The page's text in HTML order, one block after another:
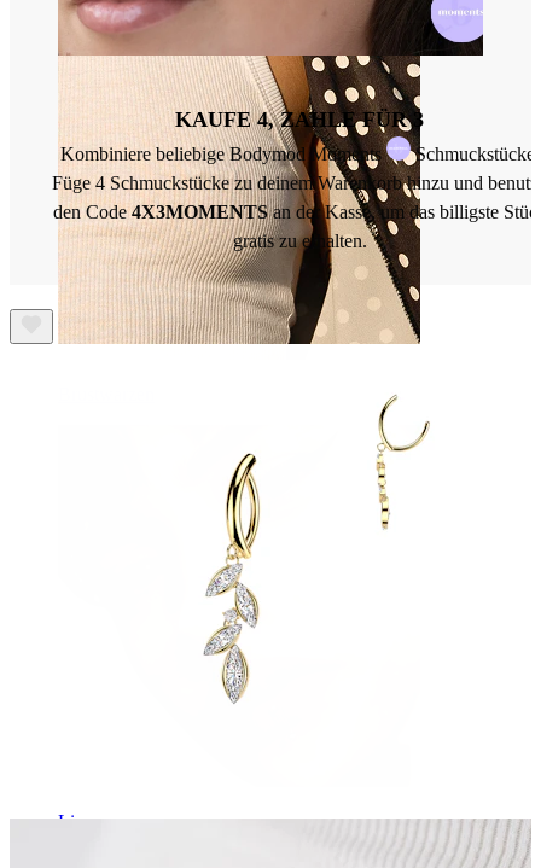
Lippen
KAUFE 4, ZAHLE FÜR 3
Kombiniere beliebige Bodymod Moments
Schmuckstücke.
Füge 4 Schmuckstücke zu deinem Warenkorb hinzu und
den Code4X3MOMENTSan der Kasse, um das billigste
gratis zu erhalten.